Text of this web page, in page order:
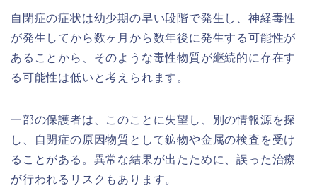
自閉症の症状は幼少期の早い段階で発生し、神経毒性
が発生してから数ヶ月から数年後に発生する可能性が
あることから、そのような毒性物質が継続的に存在す
る可能性は低いと考えられます。
一部の保護者は、このことに失望し、別の情報源を探
し、自閉症の原因物質として鉱物や金属の検査を受け
ることがある。異常な結果が出たために、誤った治療
が行われるリスクもあります。